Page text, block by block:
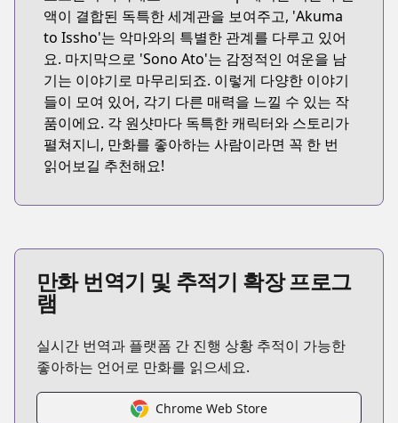
액이 결합된 독특한 세계관을 보여주고, 'Akuma
to Issho'는 악마와의 특별한 관계를 다루고 있어
요. 마지막으로 'Sono Ato'는 감정적인 여운을 남
기는 이야기로 마무리되죠. 이렇게 다양한 이야기
들이 모여 있어, 각기 다른 매력을 느낄 수 있는 작
품이에요. 각 원샷마다 독특한 캐릭터와 스토리가
펼쳐지니, 만화를 좋아하는 사람이라면 꼭 한 번
읽어보길 추천해요!
만화 번역기 및 추적기 확장 프로그
램
실시간 번역과 플랫폼 간 진행 상황 추적이 가능한
좋아하는 언어로 만화를 읽으세요.
Chrome Web Store